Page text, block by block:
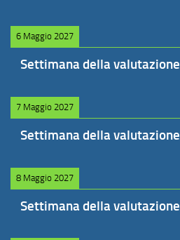
6 Maggio 2027
Settimana della valutazione
7 Maggio 2027
Settimana della valutazione
8 Maggio 2027
Settimana della valutazione